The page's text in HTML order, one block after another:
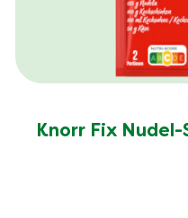
Knorr Fix Nudel-